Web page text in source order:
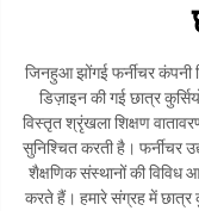
जिनहुआ झोंगई फर्नीचर कंपनी
डिज़ाइन की गई छात्र
विस्तृत श्रृंखला शिक्षण
सुनिश्चित करती है।
शैक्षणिक संस्थानों की विविध
करते हैं। हमारे संग्रह में छात्र